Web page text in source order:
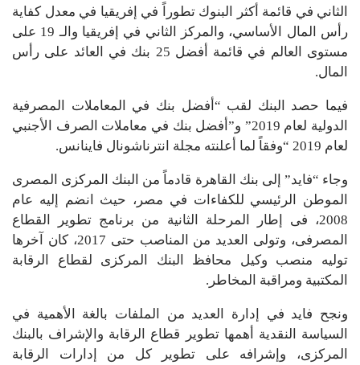
الثاني في قائمة أكثر البنوك تطوراً في إفريقيا في معدل كفاية
رأس المال الأساسي، والمركز الثاني في إفريقيا والـ 19 على
مستوى العالم في قائمة أفضل 25 بنك في العائد على رأس
المال.
فيما حصد البنك لقب “أفضل بنك في المعاملات المصرفية
الدولية لعام 2019” و”أفضل بنك في معاملات الصرف الأجنبي
لعام 2019 “وفقاً لما أعلنته مجلة انترناشونال فاينانس.
وجاء “فاید” إلى بنك القاهرة قادماً من البنك المركزى المصرى
الموطن الرئيسي للكفاءات في مصر، حيث انضم إليه عام
2008، فى إطار المرحلة الثانیة من برنامج تطویر القطاع
المصرفى، وتولى العدید من المناصب حتى 2017، كان آخرھا
تولیه منصب وكیل محافظ البنك المركزى لقطاع الرقابة
المكتبیة ومراقبة المخاطر.
ونجح فاید في إدارة العدید من الملفات بالغة الأھمیة في
السیاسة النقدیة أھمھا تطویر قطاع الرقابة والإشراف بالبنك
المركزى، وإشرافه على تطویر كل من إدارات الرقابة